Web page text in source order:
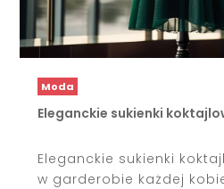
Moda
Eleganckie sukienki
Eleganckie sukienki
w garderobie każdej